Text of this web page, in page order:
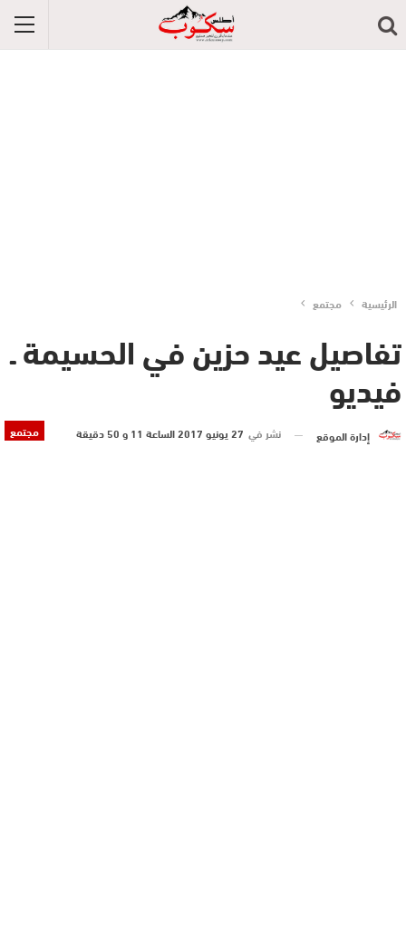
الرئيسية مجتمع
تفاصيل عيد حزين في الحسيمة ـ
فيديو
مجتمع إدارة الموقع نشر في 27 يونيو 2017 الساعة 11 و 50 دقيقة